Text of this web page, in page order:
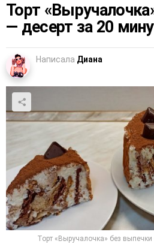
Торт
— десерт за 20
Написала Диана
Торт «Выручалочка» без